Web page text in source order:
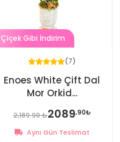
Çiçek Gibi İndirim
(7)
Enoes White Çift Dal
Mor Orkid...
2,189.90 ₺2089,90₺
Aynı Gün Teslimat